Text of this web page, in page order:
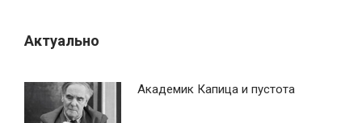
Актуально
Академик Капица и пустота